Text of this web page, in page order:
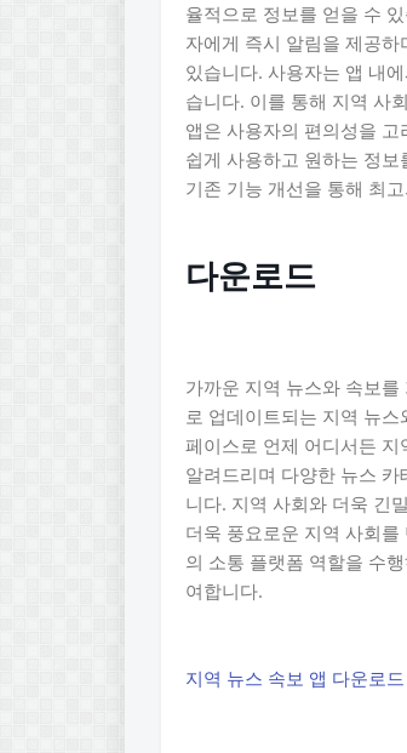
율적으로 정보를 얻을 수
자에게 즉시 알림을 제공
있습니다. 사용자는 앱 내
습니다. 이를 통해 지역 사
앱은 사용자의 편의성을
쉽게 사용하고 원하는 정
기존 기능 개선을 통해 최
다운로드
가까운 지역 뉴스와 속보
로 업데이트되는 지역 뉴
페이스로 언제 어디서든
알려드리며 다양한 뉴스
니다. 지역 사회와 더욱 긴
더욱 풍요로운 지역 사회
의 소통 플랫폼 역할을 수
여합니다.
지역 뉴스 속보 앱 다운로드